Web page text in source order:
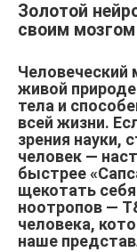
Золотой
своим мозгом
живой
тела и
всей жизни.
зрения науки,
человек —
быстрее
щекотать
ноотропов —
человека,
наше